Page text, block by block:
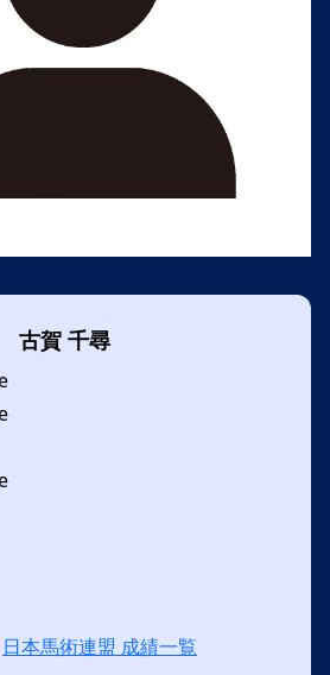
古賀 千尋
日本馬術連盟 成績一覧